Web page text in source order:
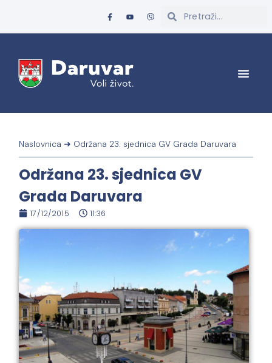
Naslovnica ➜ Održana 23. sjednica GV Grada Daruvara
Održana 23. sjednica GV
Grada Daruvara
17/12/2015 11:36